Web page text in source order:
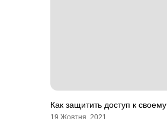
Как защитить доступ к
19 Жовтня, 2021